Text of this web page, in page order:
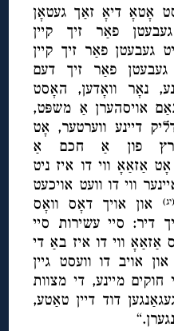
אָטאָ דיאָ זאַך געטאָן
פאַר זיך קיין
געבעטן פאַר זיך קיין
פאַר זיך דעם
נאָר וואָדען, האָסט
אויסהערן אַ משפּט,
דיינע ווערטער, אָט
פון אַ חכם אַ
אַזאַאָ ווי דו איז ניט
ווי דו וועט אויכעט
(יג)
און אויך דאָס וואָס
דיר: סיי עשירות סיי
אַזאַאָ ווי דו איז באַ די
און אויב דו וועסט גיין
חוקים מיינע, די מצוות
דוד דיין טאַטע,